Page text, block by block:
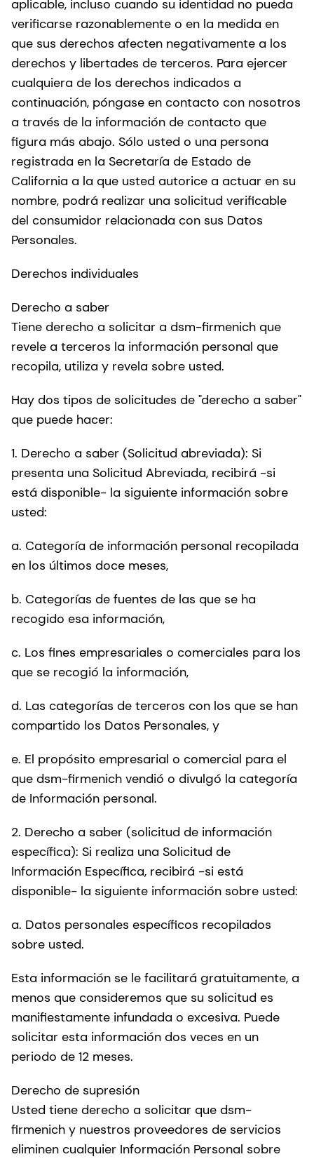
aplicable, incluso cuando su identidad no pueda
verificarse razonablemente o en la medida en
que sus derechos afecten negativamente a los
derechos y libertades de terceros. Para ejercer
cualquiera de los derechos indicados a
continuación, póngase en contacto con nosotros
a través de la información de contacto que
figura más abajo. Sólo usted o una persona
registrada en la Secretaría de Estado de
California a la que usted autorice a actuar en su
nombre, podrá realizar una solicitud verificable
del consumidor relacionada con sus Datos
Personales.
Derechos individuales
Derecho a saber
Tiene derecho a solicitar a dsm-firmenich que
revele a terceros la información personal que
recopila, utiliza y revela sobre usted.
Hay dos tipos de solicitudes de "derecho a saber"
que puede hacer:
1. Derecho a saber (Solicitud abreviada): Si
presenta una Solicitud Abreviada, recibirá -si
está disponible- la siguiente información sobre
usted:
a. Categoría de información personal recopilada
en los últimos doce meses,
b. Categorías de fuentes de las que se ha
recogido esa información,
c. Los fines empresariales o comerciales para los
que se recogió la información,
d. Las categorías de terceros con los que se han
compartido los Datos Personales, y
e. El propósito empresarial o comercial para el
que dsm-firmenich vendió o divulgó la categoría
de Información personal.
2. Derecho a saber (solicitud de información
específica): Si realiza una Solicitud de
Información Específica, recibirá -si está
disponible- la siguiente información sobre usted:
a. Datos personales específicos recopilados
sobre usted.
Esta información se le facilitará gratuitamente, a
menos que consideremos que su solicitud es
manifiestamente infundada o excesiva. Puede
solicitar esta información dos veces en un
periodo de 12 meses.
Derecho de supresión
Usted tiene derecho a solicitar que dsm-
firmenich y nuestros proveedores de servicios
eliminen cualquier Información Personal sobre